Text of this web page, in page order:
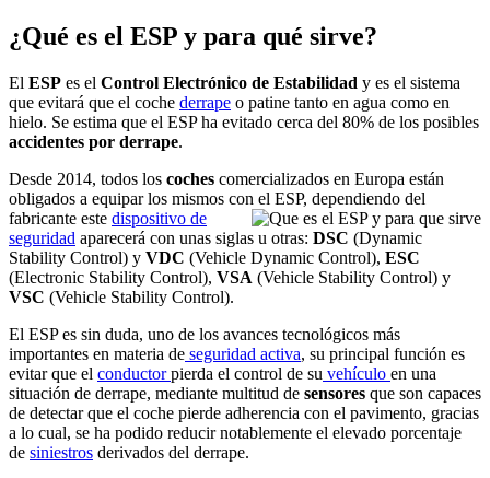
¿Qué es el ESP y para qué sirve?
El ESP es el Control Electrónico de Estabilidad y es el sistema
que evitará que el coche derrape o patine tanto en agua como en
hielo. Se estima que el ESP ha evitado cerca del 80% de los posibles
accidentes por derrape.
Desde 2014, todos los coches comercializados en Europa están
obligados a equipar los mismos con el ESP, dependiendo del
fabricante este dispositivo de
seguridad aparecerá con unas siglas u otras: DSC (Dynamic
Stability Control) y VDC (Vehicle Dynamic Control), ESC
(Electronic Stability Control), VSA (Vehicle Stability Control) y
VSC (Vehicle Stability Control).
El ESP es sin duda, uno de los avances tecnológicos más
importantes en materia de seguridad activa, su principal función es
evitar que el conductorpierda el control de su vehículo en una
situación de derrape, mediante multitud de sensores que son capaces
de detectar que el coche pierde adherencia con el pavimento, gracias
a lo cual, se ha podido reducir notablemente el elevado porcentaje
de siniestros derivados del derrape.